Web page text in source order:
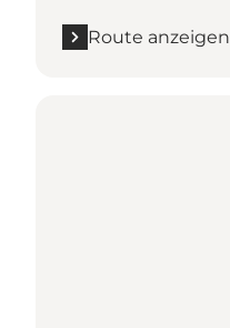
Route anzeigen